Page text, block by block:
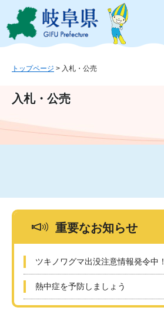
ジ
ュ
文
このページの本文へ
トップページ > 入札・公売
入札・公売
重要なお知らせ
ツキノワグマ出没注意情報発令中！
熱中症を予防しましょう